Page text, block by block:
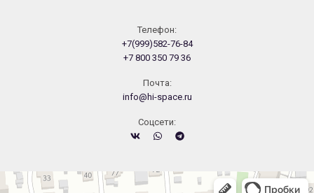
Телефон:
+7(999)582-76-84
+7 800 350 79 36
Почта:
info@hi-space.ru
Cоцсети:
Челябинск
Новороссийская улица, 122 — Яндекс.Карты